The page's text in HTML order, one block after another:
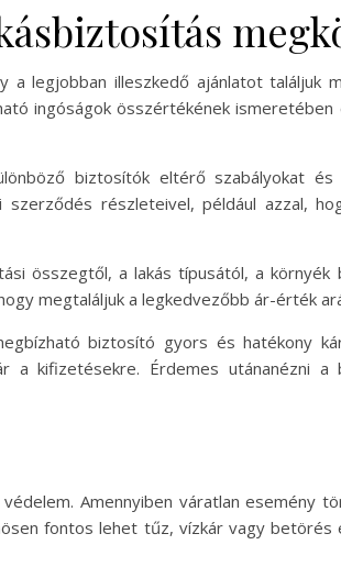
legjobban illeszkedő ajánlatot találjuk
ingóságok összértékének
biztosítók eltérő szabályokat és
részleteivel, például azzal,
összegtől, a lakás típusától, a
megtaláljuk a legkedvezőbb ár-érték
biztosító gyors és hatékony
kifizetésekre. Érdemes utánanézni a
Amennyiben váratlan esemény
fontos lehet tűz, vízkár vagy betörés